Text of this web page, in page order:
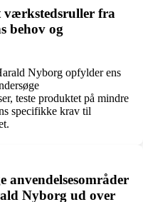
værkstedsruller fra
behov og
Nyborg opfylder ens
teste produktet på mindre
specifikke krav til
anvendelsesområder
Nyborg ud over